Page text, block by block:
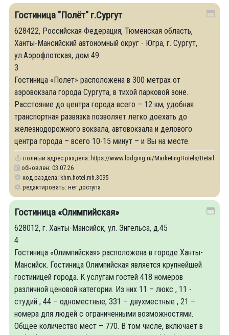
Гостиница "Полёт" г.Сургут
628422, Российская Федерация, Тюменская область,
Ханты-Мансийский автономный округ - Югра, г. Сургут,
ул.Аэрофлотская, дом 49
3
Гостиница «Полет» расположена в 300 метрах от
аэровокзала города Сургута, в тихой парковой зоне.
Расстояние до центра города всего – 12 км, удобная
транспортная развязка позволяет легко доехать до
железнодорожного вокзала, автовокзала и делового
центра города – всего 10-15 минут – и Вы на месте.
полный адрес раздела: https://www.lodging.ru/MarketingHotels/Details/
обновлен: 03.07.26
код раздела: khm.hotel.mh.3095
редактировать: нет доступа
Гостиница «Олимпийская»
628012, г. Ханты-Мансийск, ул. Энгельса, д.45
4
Гостиница «Олимпийская» расположена в городе Ханты-
Мансийск. Гостиница Олимпийская является крупнейшей
гостиницей города. К услугам гостей 418 номеров
различной ценовой категории. Из них 11 – люкс , 11 -
студий , 44 – одноместные, 331 – двухместные , 21 –
номера для людей с ограниченными возможностями.
Общее количество мест – 770. В том числе, включает в